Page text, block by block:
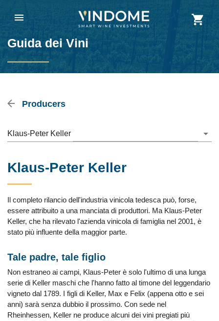
Guida dei Vini
Producers
Klaus-Peter Keller
Klaus-Peter Keller
Il completo rilancio dell'industria vinicola tedesca può, forse,
essere attribuito a una manciata di produttori. Ma Klaus-Peter
Keller, che ha rilevato l'azienda vinicola di famiglia nel 2001, è
stato più influente della maggior parte.
Tale padre, tale figlio
Non estraneo ai campi, Klaus-Peter è solo l'ultimo di una lunga
serie di Keller maschi che l'hanno fatto al timone del leggendario
vigneto dal 1789. I figli di Keller, Max e Felix (appena otto e sei
anni) sarà senza dubbio il prossimo. Con sede nel
Rheinhessen, Keller ne produce alcuni dei vini pregiati più